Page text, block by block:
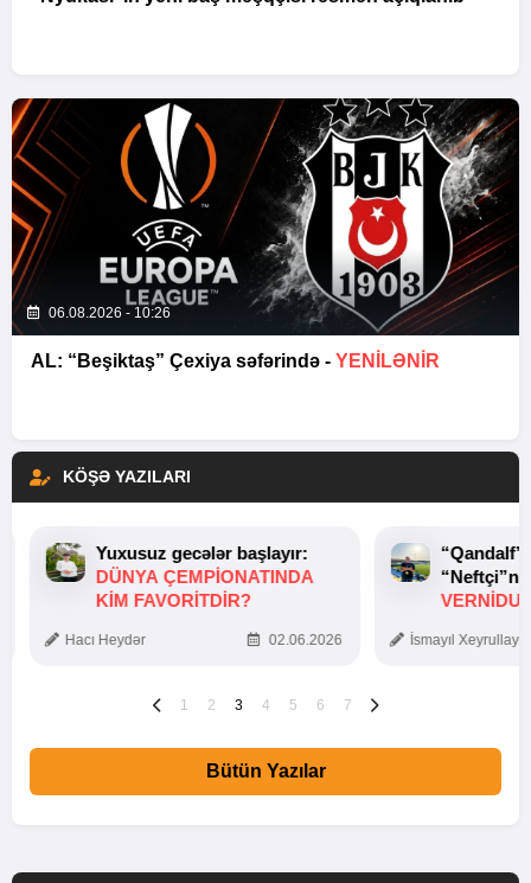
06.08.2026 - 10:26
AL: “Beşiktaş” Çexiya səfərində - YENİLƏNİR
KÖŞƏ YAZILARI
Yuxusuz gecələr başlayır:
DÜNYA ÇEMPIONATINDA
KIM FAVORITDIR?
Hacı Heydər 02.06.2026 İsmayıl
1 2 3 4 5 6 7
Bütün Yazılar